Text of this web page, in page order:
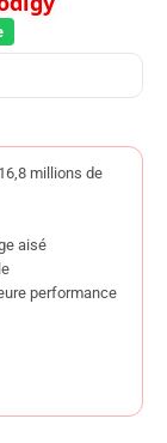
millions de
aisé
performance